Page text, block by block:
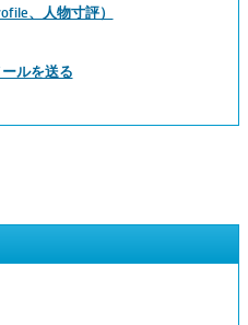
、人物寸評）
ルを送る